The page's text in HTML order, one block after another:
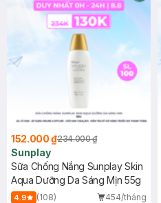
152.000 ₫234.000 ₫
Sunplay
Sữa Chống Nắng Sunplay Skin
Aqua Dưỡng Da Sáng Mịn 55g
4.9 (108)
454/tháng